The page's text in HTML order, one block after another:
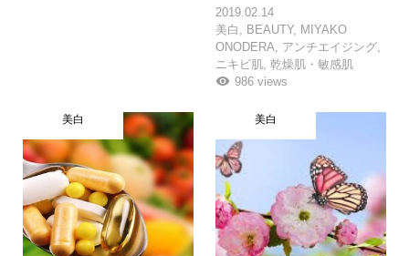
2019.02.14
美白
BEAUTY, MIYAKO
ONODERA
アンチエイジング
ニキビ肌 ,乾燥肌・敏感肌
986 views
美白 美白